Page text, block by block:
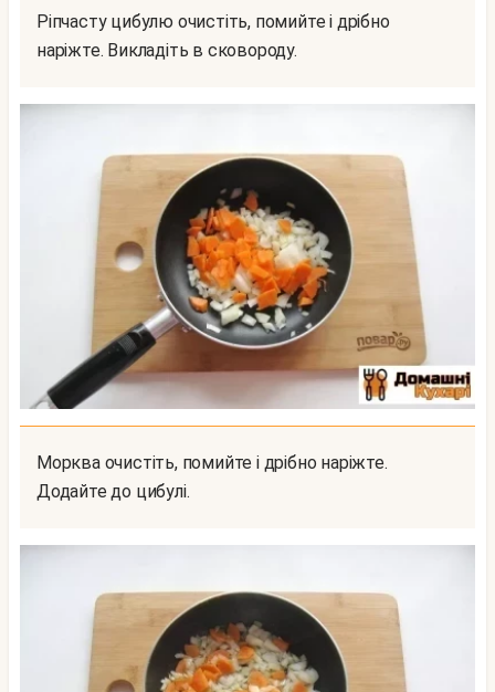
Ріпчасту цибулю очистіть, помийте і дрібно
наріжте. Викладіть в сковороду.
Морква очистіть, помийте і дрібно наріжте.
Додайте до цибулі.